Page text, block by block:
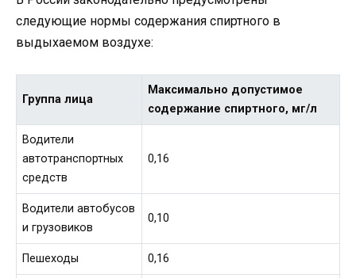
следующие нормы содержания спиртного в
выдыхаемом воздухе:
Группа лица
Максимально допустимое
содержание спиртного, мг/л
Водители
автотранспортных
средств
0,16
Водители автобусов
и грузовиков
0,10
Пешеходы 0,16